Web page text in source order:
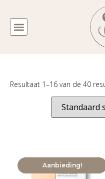
Resultaat 1–16 van de 40
Aanbieding!